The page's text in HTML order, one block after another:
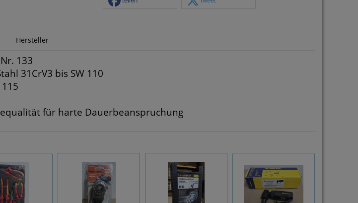
Hersteller
133
31CrV3 bis SW 110
für harte Dauerbeanspruchung